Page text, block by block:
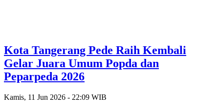
Kota Tangerang Pede Raih Kembali
Gelar Juara Umum Popda dan
Peparpeda 2026
Kamis, 11 Jun 2026 - 22:09 WIB